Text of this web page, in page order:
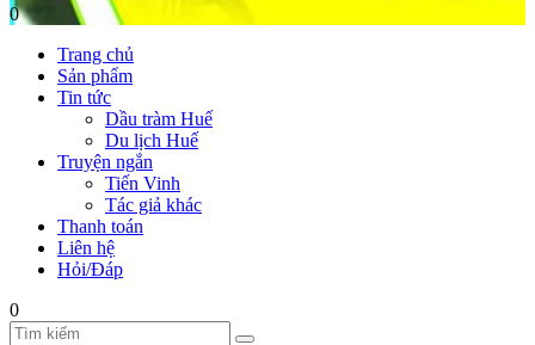
0
Trang chủ
Sản phẩm
Tin tức
Dầu tràm Huế
Du lịch Huế
Truyện ngắn
Tiến Vinh
Tác giả khác
Thanh toán
Liên hệ
Hỏi/Đáp
0